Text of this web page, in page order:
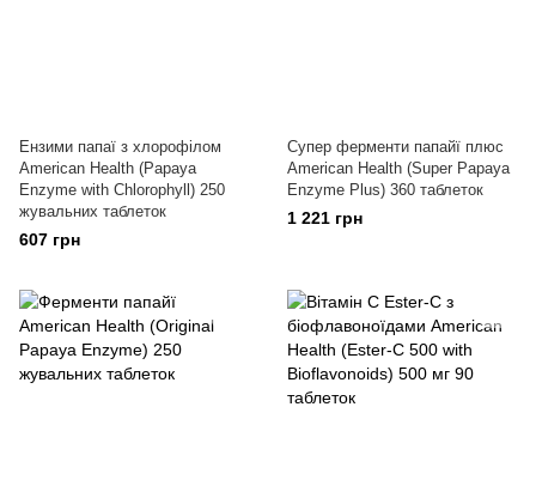
Ензими папаї з хлорофілом
American Health (Papaya
Enzyme with Chlorophyll) 250
жувальних таблеток
607 грн
Супер ферменти папайї плюс
American Health (Super Papaya
Enzyme Plus) 360 таблеток
1 221 грн